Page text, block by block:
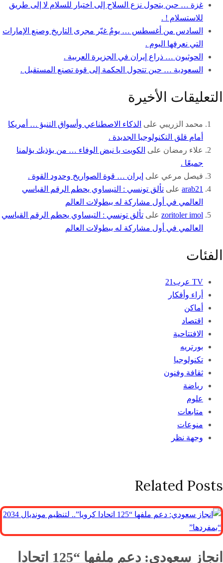
غزة … حين يتحول نزع السلاح إلى اختبار للسلام لا إلى طريق
للاستسلام ! .
السادس من أغسطس … يومٌ غيّر مجرى التاريخ وصنع الإمارات
التي نعرفها اليوم .
الحوثيون … ذراع إيران في الجزيرة العربية .
السعودية … حين تتحول الحكمة إلى قوة تصنع المستقبل .
التعليقات الأخيرة
محمد الزريبي على الذكاء الاصطناعي وأسواق التنبؤ … أمريكا
أمام قلق التكنولوجيا الجديدة .
علاء رمضان على الكويت يا نبض الوفاء … من يؤذيك يؤلمنا
جميعًا .
فيصل مرعي على إيران … قوة الصواريخ وحدود القوة .
arab21 على تألق تونسي : التيساوي يحطم الرقم القياسي
العالمي في أول مشاركة له ببطولات العالم
zoritoler imol على تألق تونسي : التيساوي يحطم الرقم القياسي
العالمي في أول مشاركة له ببطولات العالم
الفئات
TV عرب21
أراء وأفكار
أماكن
اقتصاد
الافتتاحية
بورتريه
تكنولوجيا
ثقافة وفنون
رياضة
علوم
متابعات
منوعات
وجهة نظر
Related Posts
انجاز سعودي: دعم ملفها “125 اتحادا